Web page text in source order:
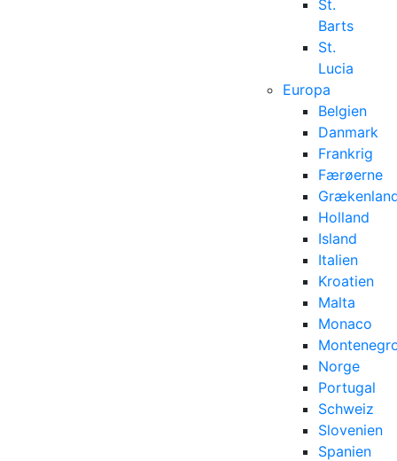
St.
Barts
St.
Lucia
Europa
Belgien
Danmark
Frankrig
Færøerne
Holland
Island
Italien
Kroatien
Malta
Monaco
Norge
Portugal
Schweiz
Slovenien
Spanien